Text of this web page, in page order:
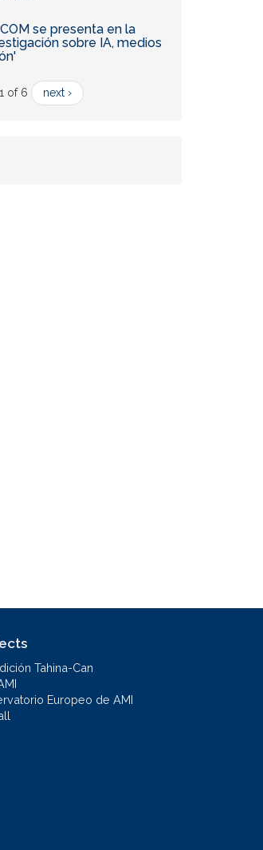
se presenta en la
sobre IA, medios
1 of 6 next ›
Tahina-Can
Europeo de AMI